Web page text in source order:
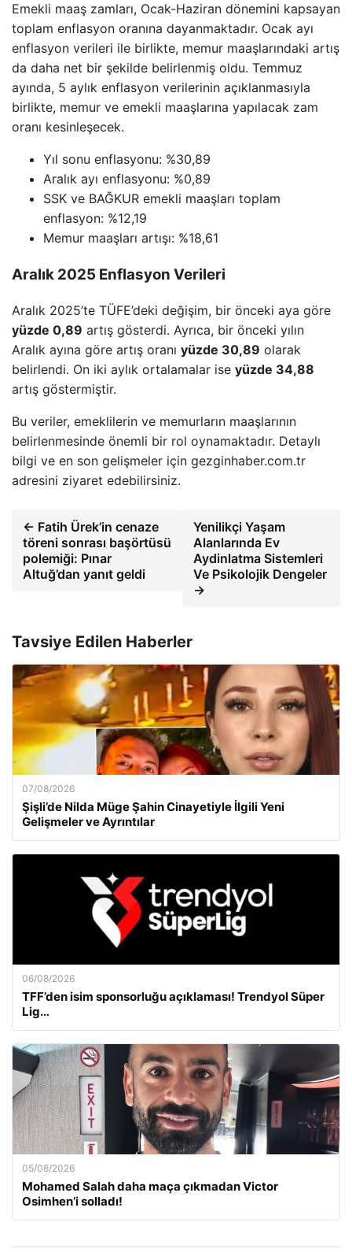
Emekli maaş zamları, Ocak-Haziran dönemini kapsayan
toplam enflasyon oranına dayanmaktadır. Ocak ayı
enflasyon verileri ile birlikte, memur maaşlarındaki artış
da daha net bir şekilde belirlenmiş oldu. Temmuz
ayında, 5 aylık enflasyon verilerinin açıklanmasıyla
birlikte, memur ve emekli maaşlarına yapılacak zam
oranı kesinleşecek.
Yıl sonu enflasyonu: %30,89
Aralık ayı enflasyonu: %0,89
SSK ve BAĞKUR emekli maaşları toplam
enflasyon: %12,19
Memur maaşları artışı: %18,61
Aralık 2025 Enflasyon Verileri
Aralık 2025’te TÜFE’deki değişim, bir önceki aya göre
yüzde 0,89 artış gösterdi. Ayrıca, bir önceki yılın
Aralık ayına göre artış oranı yüzde 30,89 olarak
belirlendi. On iki aylık ortalamalar ise yüzde 34,88
artış göstermiştir.
Bu veriler, emeklilerin ve memurların maaşlarının
belirlenmesinde önemli bir rol oynamaktadır. Detaylı
bilgi ve en son gelişmeler için gezginhaber.com.tr
adresini ziyaret edebilirsiniz.
← Fatih Ürek’in cenaze
töreni sonrası başörtüsü
polemiği: Pınar
Altuğ’dan yanıt geldi
Yenilikçi Yaşam
Alanlarında Ev
Aydinlatma Sistemleri
Ve Psikolojik Dengeler
→
Tavsiye Edilen Haberler
07/08/2026
Şişli’de Nilda Müge Şahin Cinayetiyle İlgili Yeni
Gelişmeler ve Ayrıntılar
06/08/2026
TFF’den isim sponsorluğu açıklaması! Trendyol Süper
Lig…
05/08/2026
Mohamed Salah daha maça çıkmadan Victor
Osimhen’i solladı!